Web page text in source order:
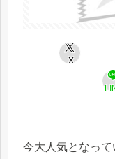
X
今大人気となっ